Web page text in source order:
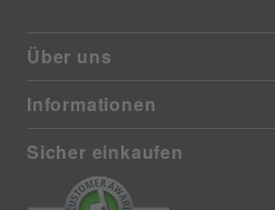
Über uns
Informationen
Sicher einkaufen